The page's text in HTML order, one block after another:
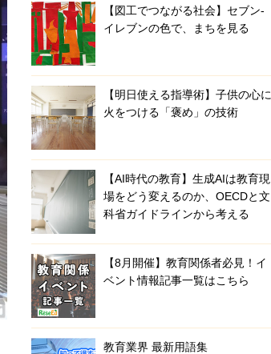
【図工でつながる社会】セブン‐
イレブンの色で、まちを見る
【明日使える指導術】子供の心に
火をつける「褒め」の技術
【AI時代の教育】生成AIは教育現
場をどう変えるのか、OECDと文
科省ガイドラインから考える
【8月開催】教育関係者必見！イ
ベント情報記事一覧はこちら
教育業界 最新用語集